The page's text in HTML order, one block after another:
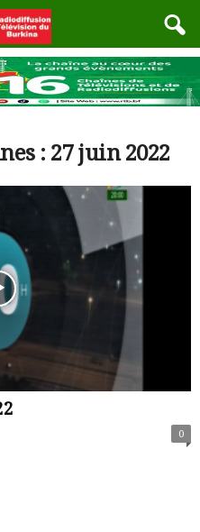
: 27 juin 2022
0